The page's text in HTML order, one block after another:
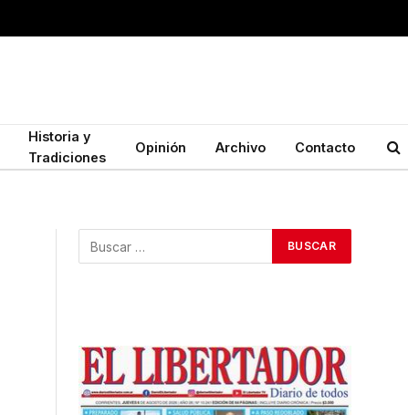
Historia y
Tradiciones
Opinión Archivo Contacto